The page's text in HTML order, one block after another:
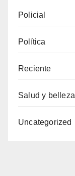
Policial
Política
Reciente
Salud y belleza
Uncategorized